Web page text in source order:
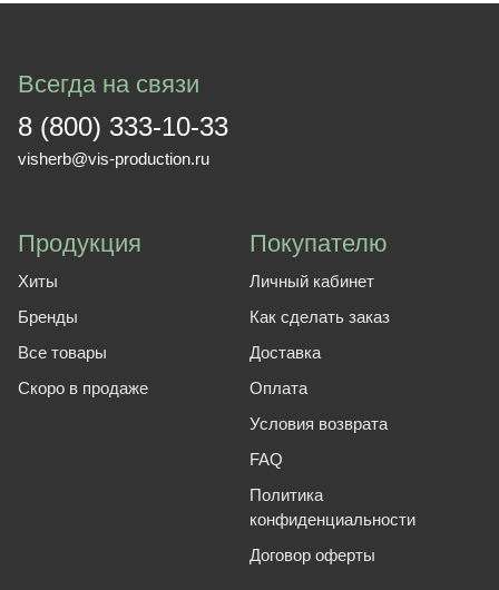
Всегда на связи
8 (800) 333-10-33
visherb@vis-production.ru
Продукция
Хиты
Бренды
Все товары
Скоро в продаже
Покупателю
Личный кабинет
Как сделать заказ
Доставка
Оплата
Условия возврата
FAQ
Политика
конфиденциальности
Договор оферты